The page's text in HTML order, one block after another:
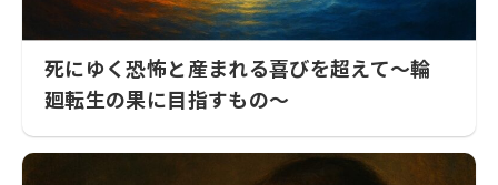
死にゆく恐怖と産まれる喜びを超えて〜輪
廻転生の果に目指すもの〜